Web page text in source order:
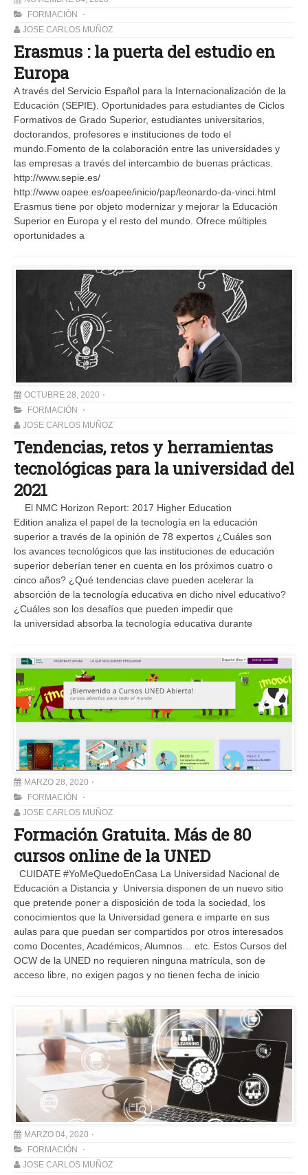
FORMACIÓN
JOSE CARLOS MUÑOZ
Erasmus : la puerta del estudio en
Europa
A través del Servicio Español para la Internacionalización de la
Educación (SEPIE). Oportunidades para estudiantes de Ciclos
Formativos de Grado Superior, estudiantes universitarios,
doctorandos, profesores e instituciones de todo el
mundo.Fomento de la colaboración entre las universidades y
las empresas a través del intercambio de buenas prácticas.
http://www.sepie.es/
http://www.oapee.es/oapee/inicio/pap/leonardo-da-vinci.html
Erasmus tiene por objeto modernizar y mejorar la Educación
Superior en Europa y el resto del mundo. Ofrece múltiples
oportunidades a
OCTUBRE 28, 2020
FORMACIÓN
JOSE CARLOS MUÑOZ
Tendencias, retos y herramientas
tecnológicas para la universidad del
2021
El NMC Horizon Report: 2017 Higher Education
Edition analiza el papel de la tecnología en la educación
superior a través de la opinión de 78 expertos ¿Cuáles son
los avances tecnológicos que las instituciones de educación
superior deberían tener en cuenta en los próximos cuatro o
cinco años? ¿Qué tendencias clave pueden acelerar la
absorción de la tecnología educativa en dicho nivel educativo?
¿Cuáles son los desafíos que pueden impedir que
la universidad absorba la tecnología educativa durante
MARZO 28, 2020
FORMACIÓN
JOSE CARLOS MUÑOZ
Formación Gratuita. Más de 80
cursos online de la UNED
CUIDATE #YoMeQuedoEnCasa La Universidad Nacional de
Educación a Distancia y Universia disponen de un nuevo sitio
que pretende poner a disposición de toda la sociedad, los
conocimientos que la Universidad genera e imparte en sus
aulas para que puedan ser compartidos por otros interesados
como Docentes, Académicos, Alumnos… etc. Estos Cursos del
OCW de la UNED no requieren ninguna matrícula, son de
acceso libre, no exigen pagos y no tienen fecha de inicio
MARZO 04, 2020
FORMACIÓN
JOSE CARLOS MUÑOZ